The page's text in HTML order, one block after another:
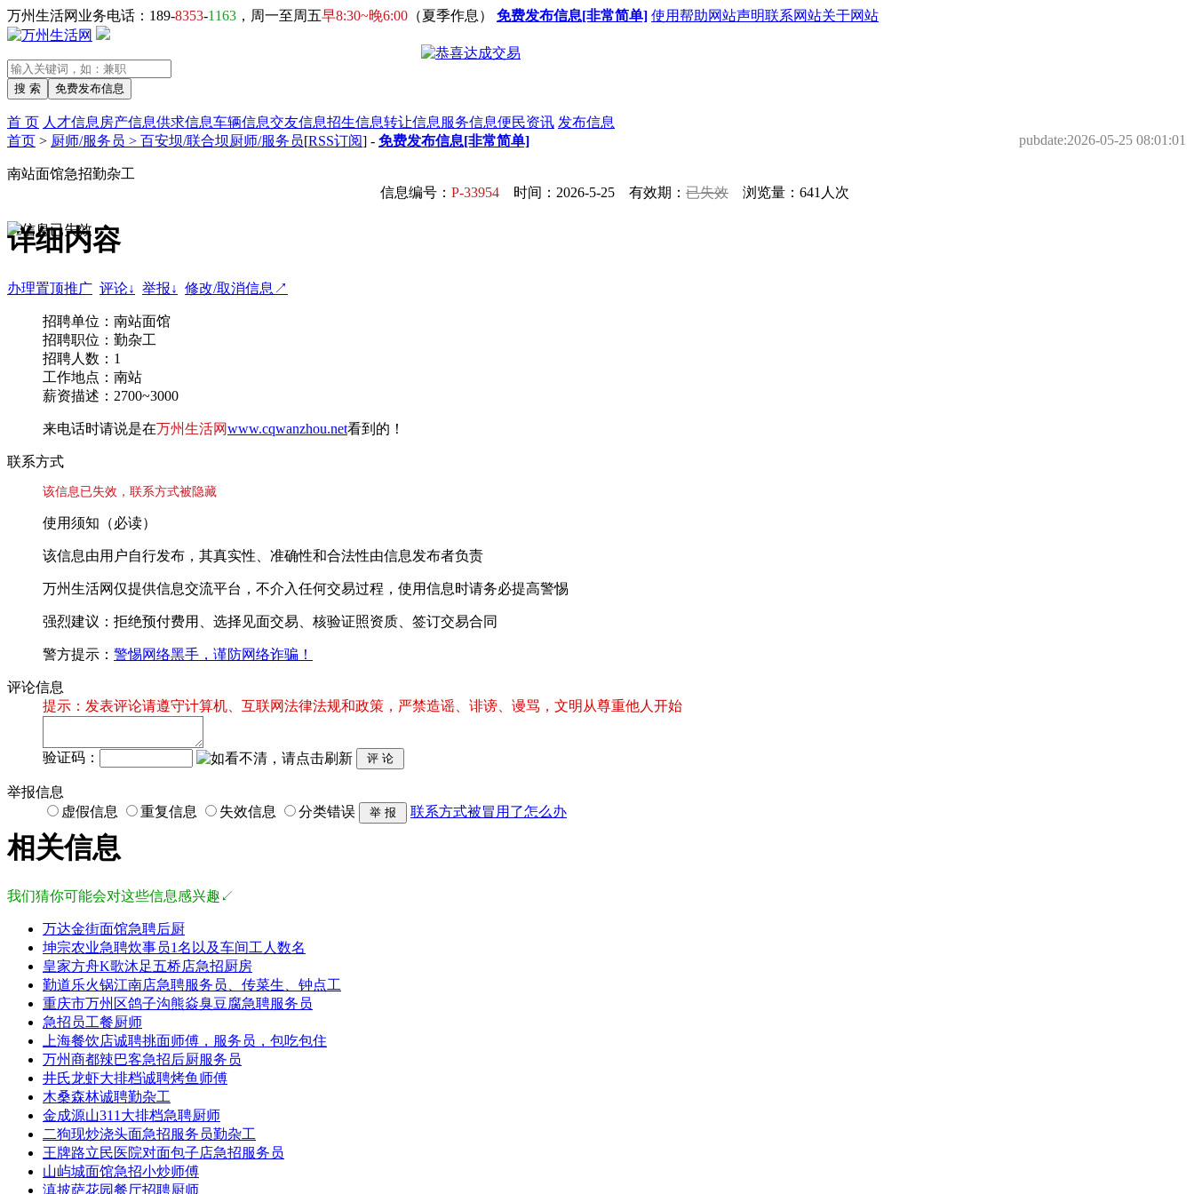
万州生活网业务电话：189-8353-1163 ，周一至周五早8:30~晚6:00 （夏季作息） 免费发布信息[非常简单] 使用帮助网站声明联系网站关于网站
首 页 人才信息 房产信息供求信息车辆信息交友信息招生信息转让信息 服务信息便民资讯 发布信息
首页 > 厨师/服务员 > 百安坝/联合坝厨师/服务员[RSS订阅] - 免费发布信息[非常简单] pubdate:2026-05-25 08:01:01
南站面馆急招勤杂工
信息编号： P-33954 时间：2026-5-25 有效期： 已失效 浏览量：641人次
详细内容
办理置顶推广 评论↓ 举报↓ 修改/取消信息↗
招聘单位：南站面馆
招聘职位：勤杂工
招聘人数：1
工作地点：南站
薪资描述：2700~3000
来电话时请说是在万州生活网www.cqwanzhou.net看到的！
联系方式
该信息已失效，联系方式被隐藏
使用须知（必读）
该信息由用户自行发布，其真实性、准确性和合法性由信息发布者负责
万州生活网仅提供信息交流平台，不介入任何交易过程，使用信息时请务必提高警惕
强烈建议：拒绝预付费用、选择见面交易、核验证照资质、签订交易合同
警方提示： 警惕网络黑手，谨防网络诈骗！
评论信息
提示：发表评论请遵守计算机、互联网法律法规和政策，严禁造谣、诽谤、谩骂，文明从尊重他人开始
验证码：
举报信息
虚假信息
重复信息 失效信息 分类错误 联系方式被冒用了怎么办
相关信息
我们猜你可能会对这些信息感兴趣↙
万达金街面馆急聘后厨
坤宗农业急聘炊事员1名以及车间工人数名
皇家方舟K歌沐足五桥店急招厨房
勤道乐火锅江南店急聘服务员、传菜生、钟点工
重庆市万州区鸽子沟熊焱臭豆腐急聘服务员
急招员工餐厨师
上海餐饮店诚聘挑面师傅，服务员，包吃包住
万州商都辣巴客急招后厨服务员
井氏龙虾大排档诚聘烤鱼师傅
木桑森林诚聘勤杂工
金成源山311大排档急聘厨师
二狗现炒浇头面急招服务员勤杂工
王牌路立民医院对面包子店急招服务员
山屿城面馆急招小炒师傅
滇披萨花园餐厅招聘厨师